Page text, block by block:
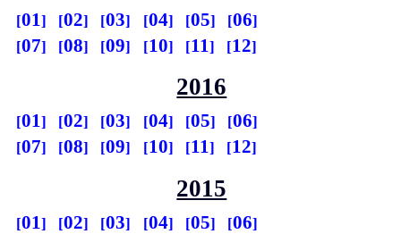
01 02 03 04 05
06
07
08 09 10 11 12
2016
01 02 03 04 05
06
07
08 09 10 11 12
2015
01 02 03 04 05
06